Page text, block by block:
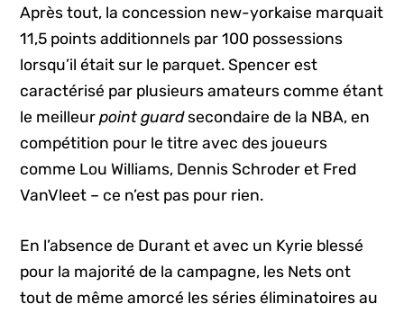
Après tout, la concession new-yorkaise marquait
11,5 points additionnels par 100 possessions
lorsqu’il était sur le parquet. Spencer est
caractérisé par plusieurs amateurs comme étant
le meilleurpoint guardsecondaire de la NBA, en
compétition pour le titre avec des joueurs
comme Lou Williams, Dennis Schroder et Fred
VanVleet – ce n’est pas pour rien.
En l’absence de Durant et avec un Kyrie blessé
pour la majorité de la campagne, les Nets ont
tout de même amorcé les séries éliminatoires au